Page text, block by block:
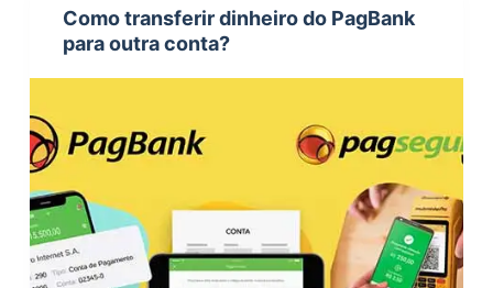
Como transferir dinheiro do PagBank
para outra conta?